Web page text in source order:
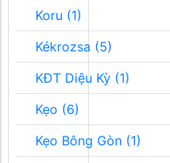
Koru (1)
Kékrozsa (5)
KĐT Diệu Kỳ (1)
Kẹo (6)
Kẹo Bông Gòn (1)